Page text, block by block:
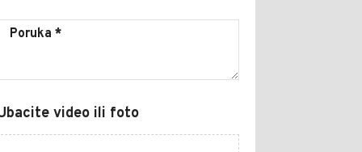
video ili foto